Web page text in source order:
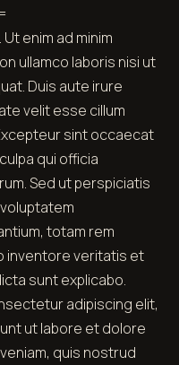
enim ad minim
ullamco laboris nisi ut
Duis aute irure
velit esse cillum
sint occaecat
qui officia
Sed ut perspiciatis
totam rem
inventore veritatis et
sunt explicabo.
adipiscing elit,
ut labore et dolore
quis nostrud